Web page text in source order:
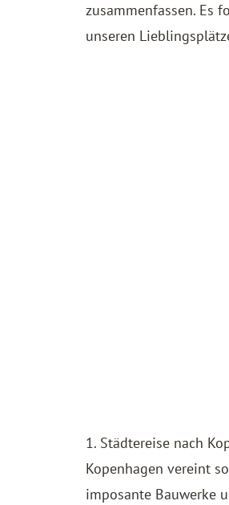
zusammenfassen. Es
unseren
1. Städtereise nach
Kopenhagen vereint
imposante Bauwerke